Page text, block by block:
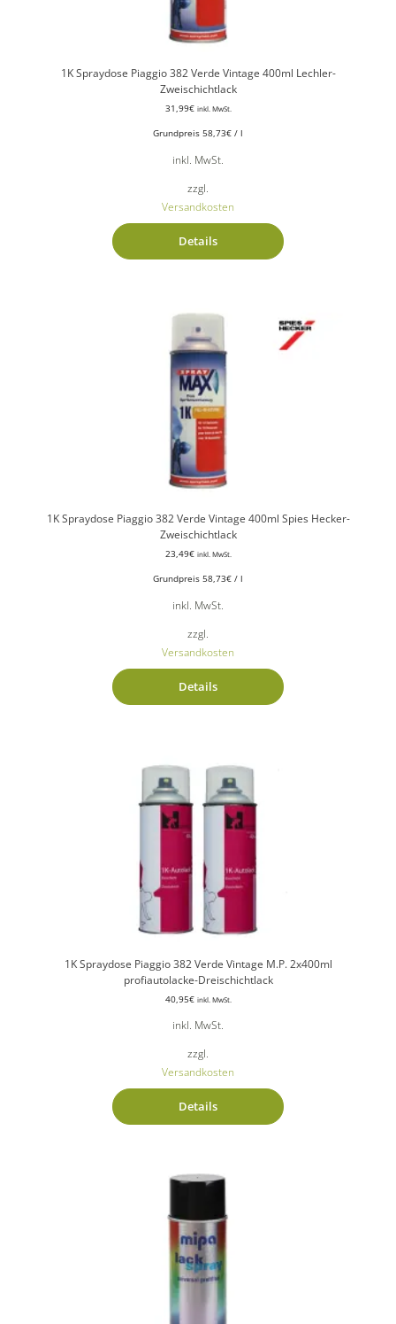
1K Spraydose Piaggio 382 Verde Vintage 400ml Lechler-
Zweischichtlack
31,99€ inkl. MwSt.
Grundpreis 58,73€ / l
inkl. MwSt.
zzgl.
Versandkosten
Details
1K Spraydose Piaggio 382 Verde Vintage 400ml Spies Hecker-
Zweischichtlack
23,49€ inkl. MwSt.
Grundpreis 58,73€ / l
inkl. MwSt.
zzgl.
Versandkosten
Details
1K Spraydose Piaggio 382 Verde Vintage M.P. 2x400ml
profiautolacke-Dreischichtlack
40,95€ inkl. MwSt.
inkl. MwSt.
zzgl.
Versandkosten
Details